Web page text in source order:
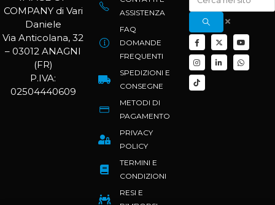
COMPANY di Vari
Daniele
Via Anticolana, 32
– 03012 ANAGNI
(FR)
P.IVA:
02504440609
ASSISTENZA
FAQ
DOMANDE
FREQUENTI
SPEDIZIONI E
CONSEGNE
METODI DI
PAGAMENTO
PRIVACY
POLICY
TERMINI E
CONDIZIONI
RESI E